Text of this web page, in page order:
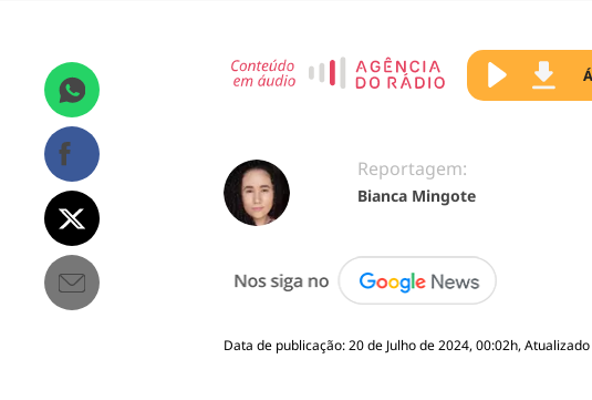
Reportagem:
Bianca Mingote
Data de publicação: 20 de Julho de 2024, 00:02h,